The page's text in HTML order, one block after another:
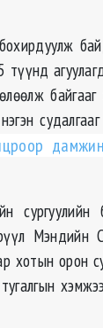
Мэндийн
хотын орон